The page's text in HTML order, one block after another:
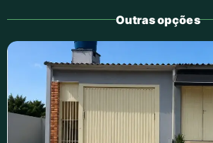
Outras opções